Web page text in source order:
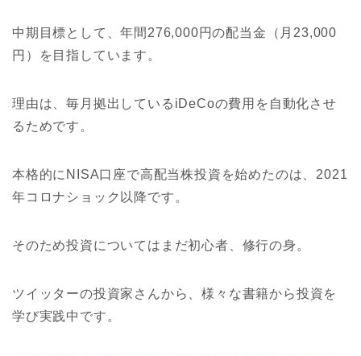
中期目標として、年間276,000円の配当金（月23,000
円）を目指しています。
理由は、毎月拠出しているiDeCoの費用を自動化させ
るためです。
本格的にNISA口座で高配当株投資を始めたのは、2021
年コロナショック以降です。
そのため投資についてはまだ初心者、修行の身。
ツイッターの投資家さんから、様々な書籍から投資を
学び実践中です。